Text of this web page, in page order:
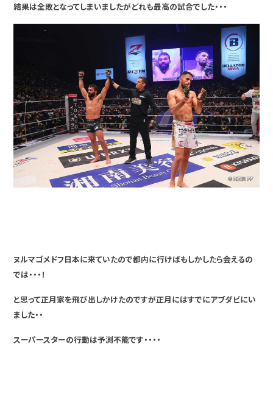
結果は全敗となってしまいましたがどれも最高の試合でした・・・
ヌルマゴメドフ日本に来ていたので都内に行けばもしかしたら会えるの
では・・・！
と思って正月家を飛び出しかけたのですが正月にはすでにアブダビにい
ました・・
スーパースターの行動は予測不能です・・・・